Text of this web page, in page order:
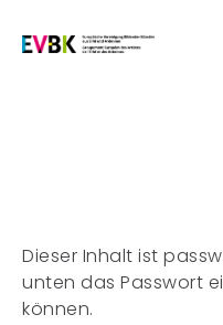
Dieser Inhalt ist
unten das Passwort
können.